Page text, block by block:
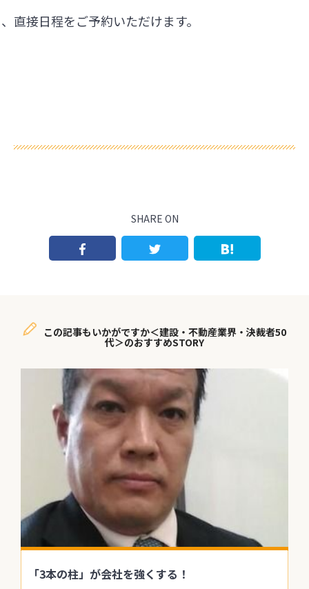
直接日程をご予約いただけます。
SHARE ON
この記事もいかがですか＜建設・不動産業界・決裁者50
代＞のおすすめSTORY
「3本の柱」が会社を強くする！